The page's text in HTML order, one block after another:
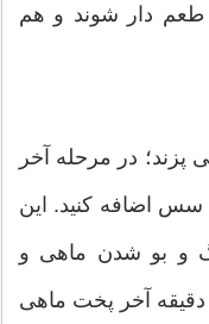
طعم دار شوند و هم
دقيقه‌ ای می پزند؛ در مرحله آخر
سس اضافه كنيد. اين
و بو شدن ماهی و
آخر پخت ماهی